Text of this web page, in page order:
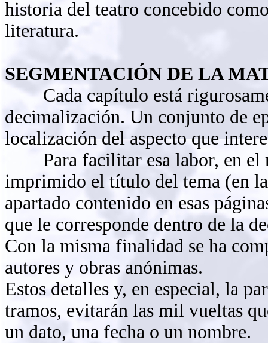
historia del teatro concebido
literatura.
SEGMENTACIÓN DE LA
Cada capítulo está
decimalización. Un conjunto de
localización del aspecto que
Para facilitar esa labor, en el
imprimido el título del tema (en
apartado contenido en esas
que le corresponde dentro de la
Con la misma finalidad se ha
autores y obras anónimas.
Estos detalles y, en especial, la
tramos, evitarán las mil vueltas
un dato, una fecha o un nombre.